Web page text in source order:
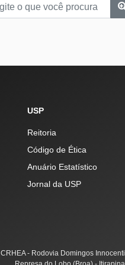
USP
Reitoria
Código de Ética
Anuário Estatístico
Jornal da USP
CRHEA - Rodovia Domingos